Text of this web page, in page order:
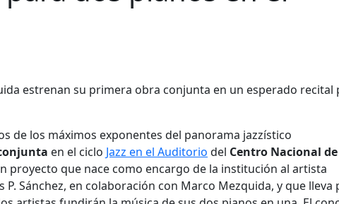
de los máximos exponentes del panorama jazzístico
en el ciclo Jazz en el Auditorio del Centro Nacional de
proyecto que nace como encargo de la institución al artista
Sánchez, en colaboración con Marco Mezquida, y que lleva